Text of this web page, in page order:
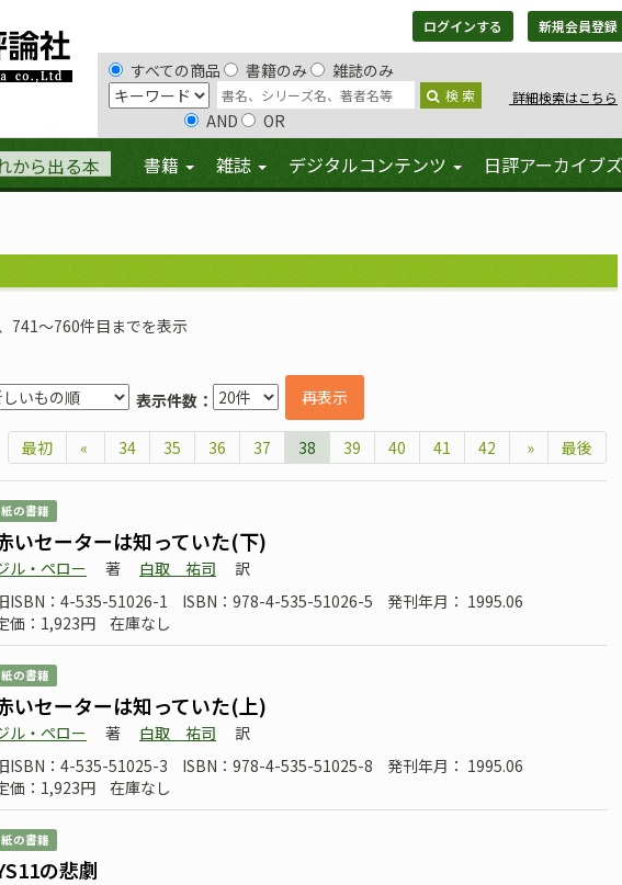
ログインする 新規会員登録
すべての商品 書籍のみ 雑誌のみ
検 索 詳細検索はこちら
AND OR
から出る本 書籍 雑誌 デジタルコンテンツ 日評アーカイブズ
741〜760件目までを表示
表示件数： 再表示
最初 « 34 35 36 37 38 39 40 41 42 » 最後
紙の書籍
いセーターは知っていた(下)
ル・ペロー 著 白取 祐司
訳
ISBN：4-535-51026-1
ISBN：978-4-535-51026-5
発刊年月： 1995.06
価：1,923円
在庫なし
紙の書籍
いセーターは知っていた(上)
ル・ペロー 著 白取 祐司
訳
ISBN：4-535-51025-3
ISBN：978-4-535-51025-8
発刊年月： 1995.06
価：1,923円
在庫なし
紙の書籍
の悲劇